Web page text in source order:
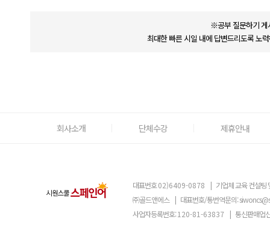
※공부 질문하기 게
최대한 빠른 시일 내에 답변드리도록 노
회사소개 단체수강 제휴안내
대표번호02)6409-0878 | 기업체 교육 컨설팅
㈜골드앤에스 | 대표번호/통번역문의:
사업자등록번호:120-81-63837 | 통신판매업